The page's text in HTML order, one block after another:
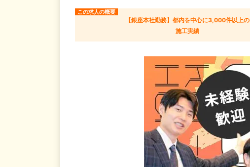
この求人の概要
【銀座本社勤務】都内を中心に3,000件以上の
施工実績